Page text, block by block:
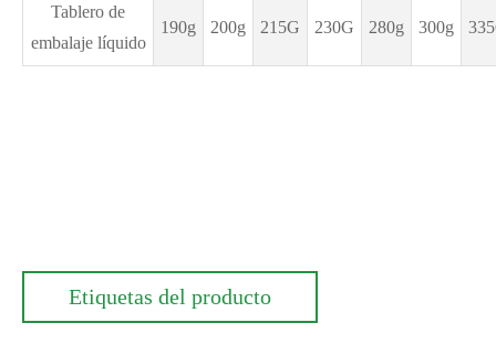
Tablero de
embalaje líquido
190g 200g 215G 230G 280g 300g
Etiquetas del producto